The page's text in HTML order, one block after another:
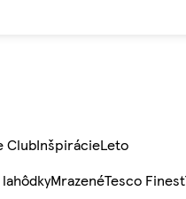
ClubInšpirácieLeto
MrazenéTesco Finest